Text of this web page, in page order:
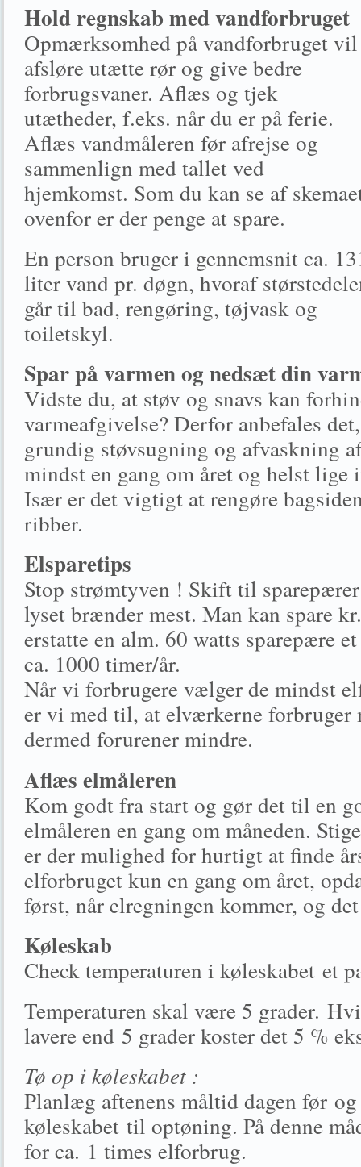
Hold regnskab med vandforbruget
Opmærksomhed på vandforbruget vil
afsløre utætte rør og give bedre
forbrugsvaner. Aflæs og tjek
utætheder, f.eks. når du er på ferie.
Aflæs vandmåleren før afrejse og
sammenlign med tallet ved
hjemkomst. Som du kan se af
ovenfor er der penge at spare.
En person bruger i gennemsnit ca.
liter vand pr. døgn, hvoraf
går til bad, rengøring, tøjvask og
toiletskyl.
Spar på varmen og nedsæt din
Vidste du, at støv og snavs kan
varmeafgivelse? Derfor anbefales
grundig støvsugning og afvaskning
mindst en gang om året og helst
Især er det vigtigt at rengøre
ribber.
Elsparetips
Stop strømtyven ! Skift til
lyset brænder mest. Man kan spare
erstatte en alm. 60 watts sparepære
ca. 1000 timer/år.
Når vi forbrugere vælger de mindst
er vi med til, at elværkerne
dermed forurener mindre.
Aflæs elmåleren
Kom godt fra start og gør det til en
elmåleren en gang om måneden.
er der mulighed for hurtigt at finde
elforbruget kun en gang om året,
først, når elregningen kommer, og
Køleskab
Check temperaturen i køleskabet et
Temperaturen skal være 5 grader.
lavere end 5 grader koster det 5 %
Tø op i køleskabet :
Planlæg aftenens måltid dagen før
køleskabet til optøning. På denne
for ca. 1 times elforbrug.